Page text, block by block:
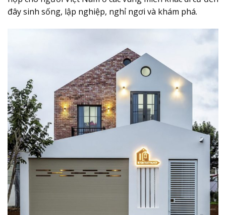
đây sinh sống, lập nghiệp, nghỉ ngơi và khám phá.